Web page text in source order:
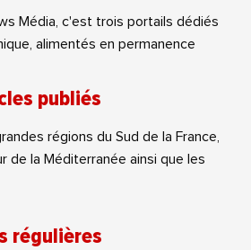
Média, c'est trois portails dédiés
alimentés en permanence
publiés
régions du Sud de la France,
de la Méditerranée ainsi que les
régulières